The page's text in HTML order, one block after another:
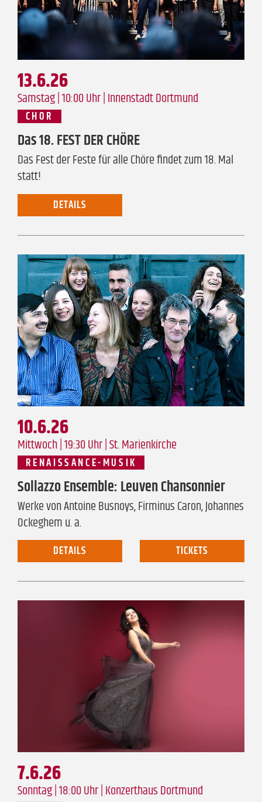
Das 18. FEST DER CHÖRE
13.6.26
Samstag | 10:00 Uhr | Innenstadt Dortmund
CHOR
Das Fest der Feste für alle Chöre findet zum 18. Mal
statt!
DETAILS
Sollazzo Ensemble: Leuven Chansonnier
10.6.26
Mittwoch | 19:30 Uhr |St. Marienkirche
RENAISSANCE-MUSIK
Werke von Antoine Busnoys, Firminus Caron, Johannes
Ockeghem u. a.
DETAILS TICKETS
7.6.26
Sonntag | 18:00 Uhr |Konzerthaus Dortmund